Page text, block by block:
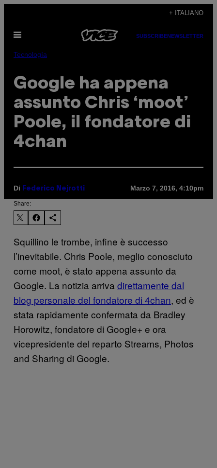
contenuto
+ ITALIANO
Apri
SUBSCRIBENEWSLETTER
Tecnología
Google ha appena
assunto Chris ‘moot’
Poole, il fondatore di
4chan
Di Federico Nejrotti Marzo 7, 2016, 4:10pm
Share:
Squillino le trombe, infine è successo
l’inevitabile. Chris Poole, meglio conosciuto
come moot, è stato appena assunto da
Google. La notizia arriva direttamente dal
blog personale del fondatore di 4chan, ed è
stata rapidamente confermata da Bradley
Horowitz, fondatore di Google+ e ora
vicepresidente del reparto Streams, Photos
and Sharing di Google.